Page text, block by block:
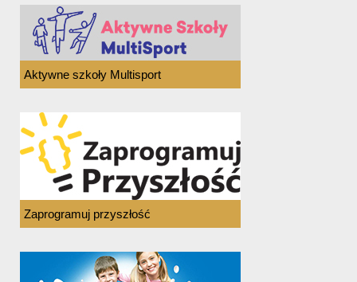
Aktywne szkoły Multisport
Zaprogramuj przyszłość